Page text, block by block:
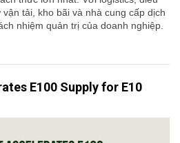
tải, kho bãi và nhà cung cấp dịch
nhiệm quản trị của doanh nghiệp.
E100 Supply for E10